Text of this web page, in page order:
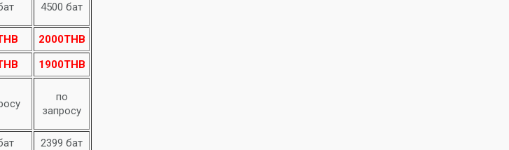
4500 бат
2000THB
1900THB
по
запросу
2399 бат